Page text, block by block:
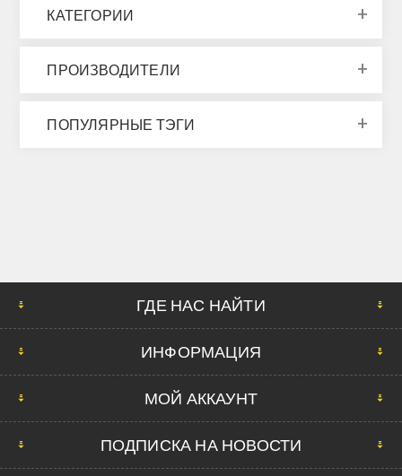
КАТЕГОРИИ
ПРОИЗВОДИТЕЛИ
ПОПУЛЯРНЫЕ ТЭГИ
ГДЕ НАС НАЙТИ
ИНФОРМАЦИЯ
МОЙ АККАУНТ
ПОДПИСКА НА НОВОСТИ